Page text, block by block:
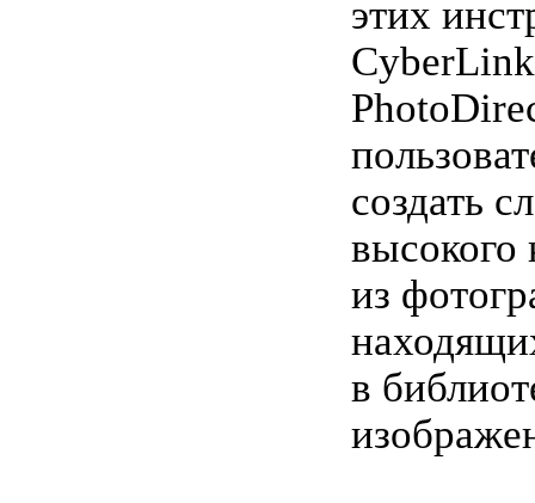
этих
CyberLink
создать
высокого
из
в